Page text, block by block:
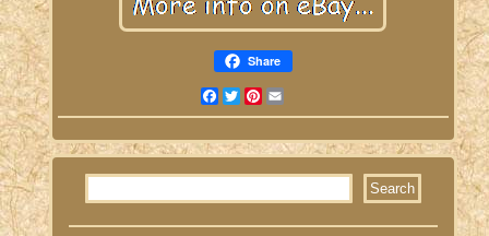
Share
Facebook
TwitterPinterest